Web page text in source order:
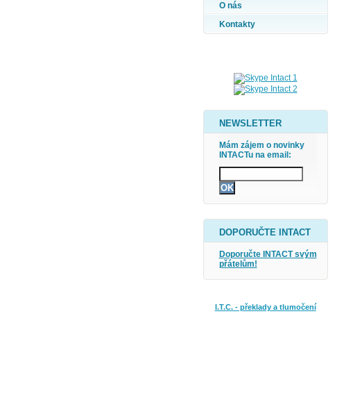
O nás
Kontakty
NEWSLETTER
Mám zájem o novinky
INTACTu na email:
DOPORUČTE INTACT
Doporučte INTACT svým
přátelům!
I.T.C. - překlady a tlumočení